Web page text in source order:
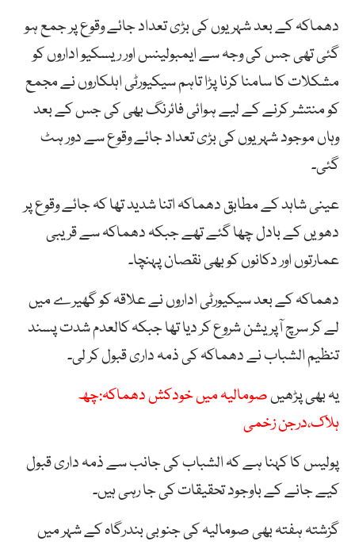
دھماکہ کے بعد شہریوں کی بڑی تعداد جائے وقوع پر جمع ہو
گئی تھی جس کی وجہ سے ایمبولینس اور ریسکیو اداروں کو
مشکلات کا سامنا کرنا پڑا تاہم سیکیورٹی اہلکاروں نے مجمع
کو منتشر کرنے کے لیے ہوائی فائرنگ بھی کی جس کے بعد
وہاں موجود شہریوں کی بڑی تعداد جائے وقوع سے دور ہٹ
گئی۔
عینی شاہد کے مطابق دھماکہ اتنا شدید تھا کہ جائے وقوع پر
دھویں کے بادل چھا گئے تھے جبکہ دھماکہ سے قریبی
عمارتوں اور دکانوں کو بھی نقصان پہنچا۔
دھماکہ کے بعد سیکیورٹی اداروں نے علاقہ کو گھیرے میں
لے کر سرچ آپریشن شروع کر دیا تھا جبکہ کالعدم شدت پسند
تنظیم الشباب نے دھماکہ کی ذمہ داری قبول کر لی۔
یہ بھی پڑھیںصومالیہ میں خودکش دھماکہ:چھ
ہلاک،درجن زخمی
پولیس کا کہنا ہے کہ الشباب کی جانب سے ذمہ داری قبول
کیے جانے کے باوجود تحقیقات کی جا رہی ہیں۔
گزشتہ ہفتہ بھی صومالیہ کی جنوبی بندرگاہ کے شہر میں